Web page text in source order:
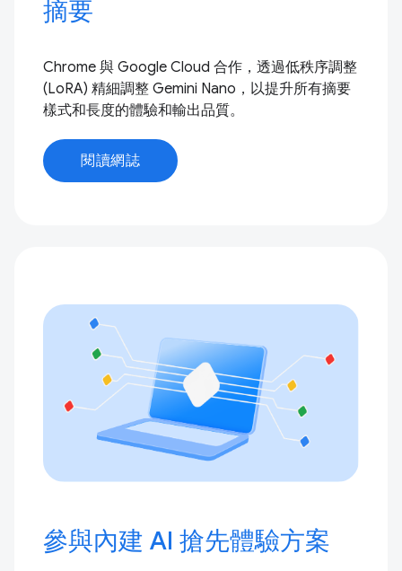
摘要
Chrome 與 Google Cloud 合作，透過低秩序調整
(LoRA) 精細調整 Gemini Nano，以提升所有摘要
樣式和長度的體驗和輸出品質。
閱讀網誌
參與內建 AI 搶先體驗方案